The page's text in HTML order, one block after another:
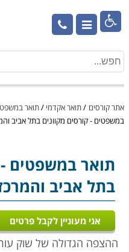

אתר קורסים /תואר אקדמי /תואר
במשפטים - קורסים מקוונים בתל אביב
תואר במשפטים
בתל אביב
אני מעוניין לקבל פרטים
ההצפה הגדולה של שוק